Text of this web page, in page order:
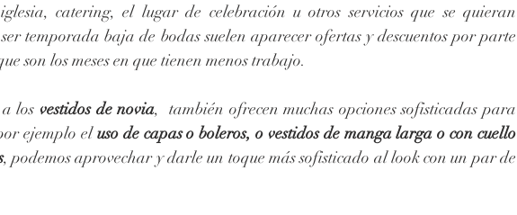
catering, el lugar de celebración u otros servicios que se quieran
temporada baja de bodas suelen aparecer ofertas y descuentos por parte
son los meses en que tienen menos trabajo.
los vestidos de novia,  también ofrecen muchas opciones sofisticadas para
ejemplo el uso de capas o boleros, o vestidos de manga larga o con cuello
, podemos aprovechar y darle un toque más sofisticado al look con un par de